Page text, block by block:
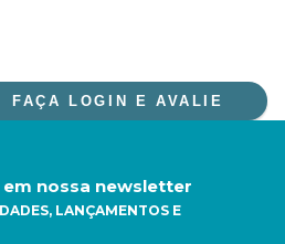
FAÇA LOGIN E AVALIE
nossa newsletter
LANÇAMENTOS E